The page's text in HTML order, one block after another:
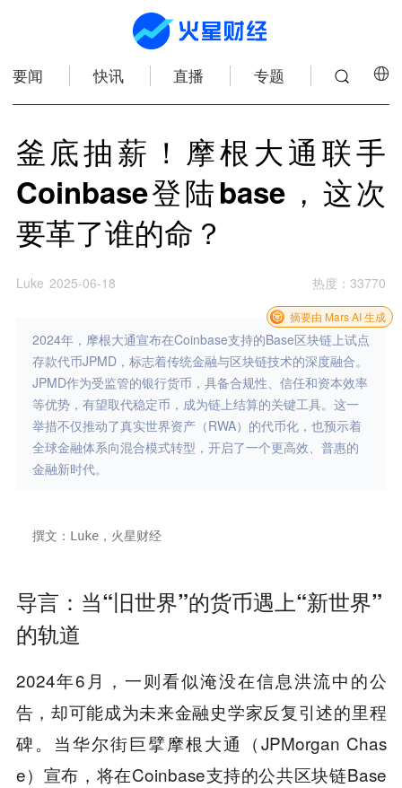
要闻 快讯 直播 专题
釜底抽薪！摩根大通联手
Coinbase登陆base，这次
要革了谁的命？
Luke 2025-06-18 热度 ：33770
2024年，摩根大通宣布在Coinbase支持的Base区块链上试点
存款代币JPMD，标志着传统金融与区块链技术的深度融合。
JPMD作为受监管的银行货币，具备合规性、信任和资本效率
等优势，有望取代稳定币，成为链上结算的关键工具。这一
举措不仅推动了真实世界资产（RWA）的代币化，也预示着
全球金融体系向混合模式转型，开启了一个更高效、普惠的
金融新时代。
摘要由 Mars AI 生成
撰文：Luke，火星财经
导言：当“旧世界”的货币遇上“新世界”
的轨道
2024年6月，一则看似淹没在信息洪流中的公
告，却可能成为未来金融史学家反复引述的里程
碑。当华尔街巨擘摩根大通（JPMorgan Chas
e）宣布，将在Coinbase支持的公共区块链Base